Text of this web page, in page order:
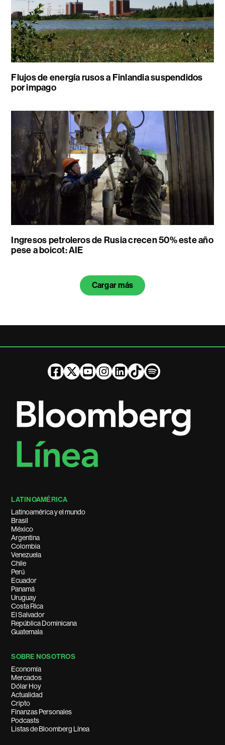
Flujos de energía rusos a Finlandia suspendidos
por impago
Ingresos petroleros de Rusia crecen 50% este año
pese a boicot: AIE
Cargar más
LATINOAMÉRICA
Latinoamérica y el mundo
Brasil
México
Argentina
Colombia
Venezuela
Chile
Perú
Ecuador
Panamá
Uruguay
Costa Rica
El Salvador
República Dominicana
Guatemala
SOBRE NOSOTROS
Economía
Mercados
Dólar Hoy
Actualidad
Cripto
Finanzas Personales
Podcasts
Listas de Bloomberg Línea